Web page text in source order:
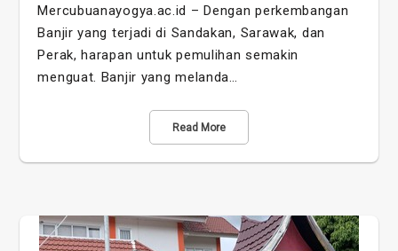
Mercubuanayogya.ac.id – Dengan perkembangan
Banjir yang terjadi di Sandakan, Sarawak, dan
Perak, harapan untuk pemulihan semakin
menguat. Banjir yang melanda…
Read More